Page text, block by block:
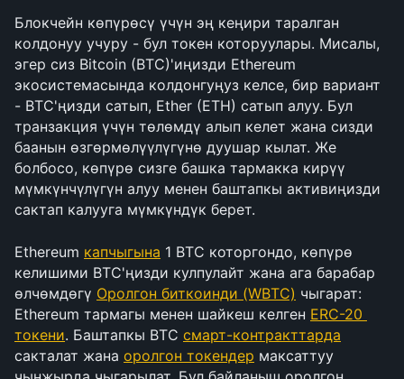
Блокчейн көпүрөсү үчүн эң кеңири таралган
колдонуу учуру - бул токен которуулары. Мисалы,
эгер сиз Bitcoin (BTC)'иңизди Ethereum
экосистемасында колдонгуңуз келсе, бир вариант
- BTC'ңизди сатып, Ether (ETH) сатып алуу. Бул
транзакция үчүн төлөмдү алып келет жана сизди
баанын өзгөрмөлүүлүгүнө дуушар кылат. Же
болбосо, көпүрө сизге башка тармакка кирүү
мүмкүнчүлүгүн алуу менен баштапкы активиңизди
сактап калууга мүмкүндүк берет.
Ethereum капчыгына 1 BTC которгондо, көпүрө
келишими BTC'ңизди кулпулайт жана ага барабар
өлчөмдөгү Оролгон биткоинди (WBTC) чыгарат:
Ethereum тармагы менен шайкеш келген ERC-20
токени. Баштапкы BTC смарт-контракттарда
сакталат жана оролгон токендер максаттуу